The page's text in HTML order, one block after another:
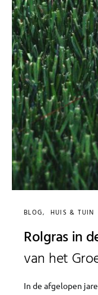
BLOG HUIS & TUIN
Rolgras in
van het
In de afgelopen